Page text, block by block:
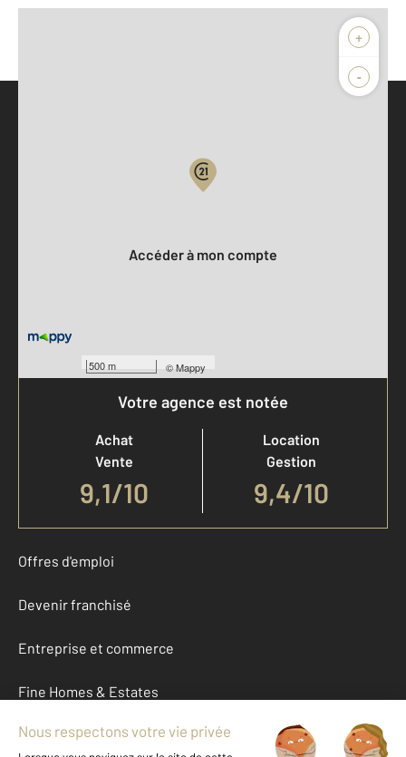
+
-
500 m ©Mappy
Accéder à mon compte
Votre agence est notée
Achat
Vente
9,1/10
Location
Gestion
9,4/10
Offres d'emploi
Devenir franchisé
Entreprise et commerce
Fine Homes & Estates
À propos